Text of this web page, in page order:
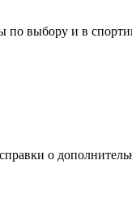
по выбору и в
о